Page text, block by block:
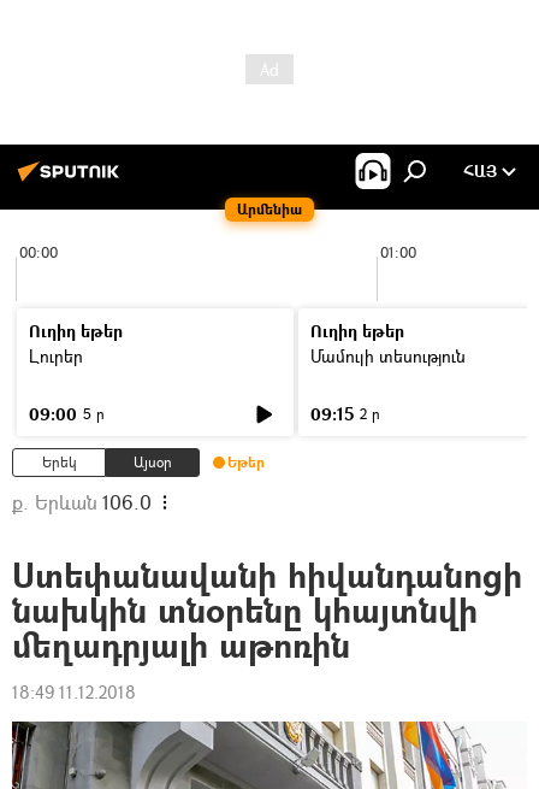
Արմենիա
ՀԱՅ
00:00 01:00
Ուղիղ եթեր
Լուրեր
09:00 5 ր
Ուղիղ եթեր
Մամուլի տեսություն
09:15 2 ր
Երեկ Այսօր Եթեր
ք. Երևան 106.0
Ստեփանավանի հիվանդանոցի
նախկին տնօրենը կհայտնվի
մեղադրյալի աթոռին
18:49 11.12.2018